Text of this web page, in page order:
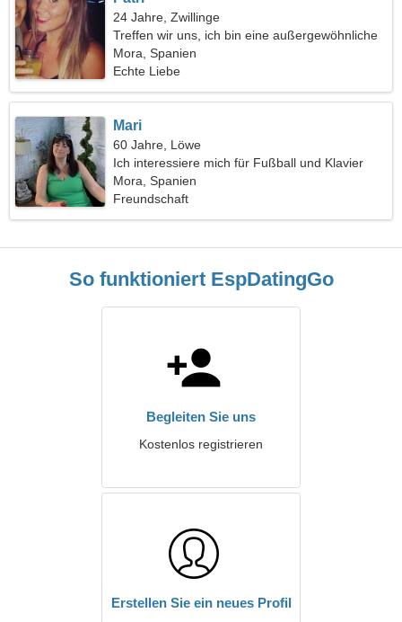
24 Jahre, Zwillinge
Treffen wir uns, ich bin eine außergewöhnliche
Frau
Mora, Spanien
Echte Liebe
Mari
60 Jahre, Löwe
Ich interessiere mich für Fußball und Klavier
Mora, Spanien
Freundschaft
So funktioniert EspDatingGo
Begleiten Sie uns
Kostenlos registrieren
Erstellen Sie ein neues Profil